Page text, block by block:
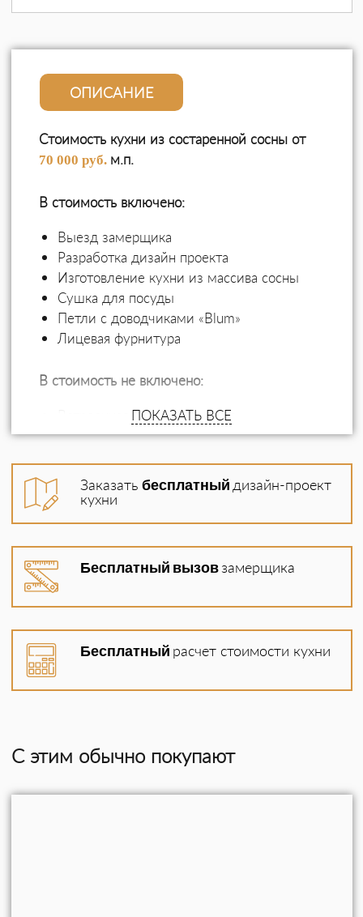
ОПИСАНИЕ
Стоимость кухни из состаренной сосны от
70 000 руб. м.п.
В стоимость включено:
Выезд замерщика
Разработка дизайн проекта
Изготовление кухни из массива сосны
Сушка для посуды
Петли с доводчиками «Blum»
Лицевая фурнитура
В стоимость не включено:
Встроенная бытовая техника
Доводчики на выдвижные ящики
Выдвижные корзины
Угловая сушка
Установка (5% от стоимости)
Доставка
натурального дерева
Эффектная функциональная кухня в стиле
кантри из массива дерева, обладающая
«островом» с полками для вина, барными
ПОКАЗАТЬ ВСЕ
Заказатьбесплатный дизайн-проект
кухни
Бесплатный вызовзамерщика
Бесплатный расчет стоимости кухни
С этим обычно покупают